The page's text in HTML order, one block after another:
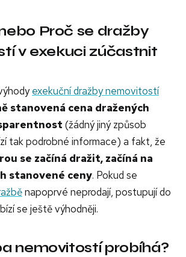
Proč se dražby
v exekuci zúčastnit
exekuční dražby nemovitostí
stanovená cena dražených
(žádný jiný způsob
tak podrobné informace) a fakt, že
se začíná dražit, začíná na
stanovené ceny. Pokud se
napoprvé neprodají, postupují do
se ještě výhodněji.
nemovitostí probíhá?